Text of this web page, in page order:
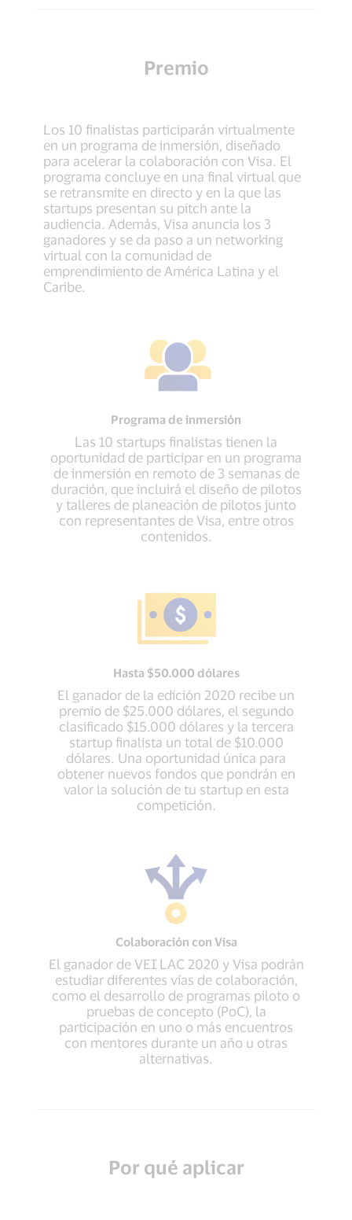
Premio
Los 10 finalistas participarán virtualmente
en un programa de inmersión, diseñado
para acelerar la colaboración con Visa. El
programa concluye en una final virtual que
se retransmite en directo y en la que las
startups presentan su pitch ante la
audiencia. Además, Visa anuncia los 3
ganadores y se da paso a un networking
virtual con la comunidad de
emprendimiento de América Latina y el
Caribe.
Programa de inmersión
Las 10 startups finalistas tienen la
oportunidad de participar en un programa
de inmersión en remoto de 3 semanas de
duración, que incluirá el diseño de pilotos
y talleres de planeación de pilotos junto
con representantes de Visa, entre otros
contenidos.
Hasta $50.000 dólares
El ganador de la edición 2020 recibe un
premio de $25.000 dólares, el segundo
clasificado $15.000 dólares y la tercera
startup finalista un total de $10.000
dólares. Una oportunidad única para
obtener nuevos fondos que pondrán en
valor la solución de tu startup en esta
competición.
Colaboración con Visa
El ganador de VEI LAC 2020 y Visa podrán
estudiar diferentes vías de colaboración,
como el desarrollo de programas piloto o
pruebas de concepto (PoC), la
participación en uno o más encuentros
con mentores durante un año u otras
alternativas.
Por qué aplicar